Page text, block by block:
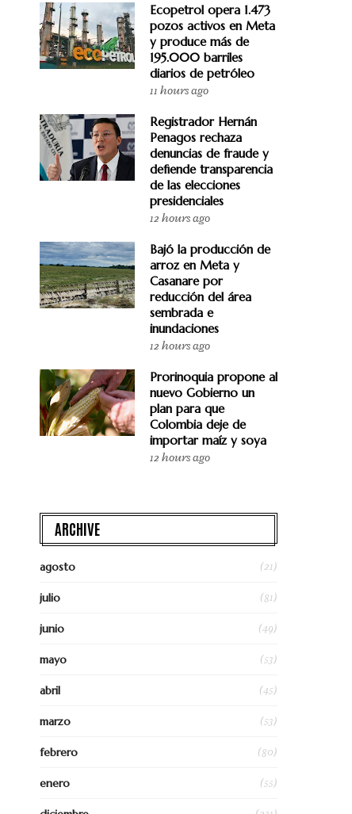
Ecopetrol opera 1.473
pozos activos en Meta
y produce más de
195.000 barriles
diarios de petróleo
11 hours ago
Registrador Hernán
Penagos rechaza
denuncias de fraude y
defiende transparencia
de las elecciones
presidenciales
12 hours ago
Bajó la producción de
arroz en Meta y
Casanare por
reducción del área
sembrada e
inundaciones
12 hours ago
Prorinoquia propone al
nuevo Gobierno un
plan para que
Colombia deje de
importar maíz y soya
12 hours ago
ARCHIVE
agosto (21)
julio (81)
junio (49)
mayo (53)
abril (45)
marzo (53)
febrero (80)
enero (55)